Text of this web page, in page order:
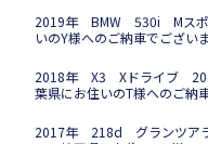
2019年 BMW 530i Mスポ
いのY様へのご納車でございま
2018年 X3 Xドライブ
葉県にお住いのT様へのご納
2017年 218d グランツア